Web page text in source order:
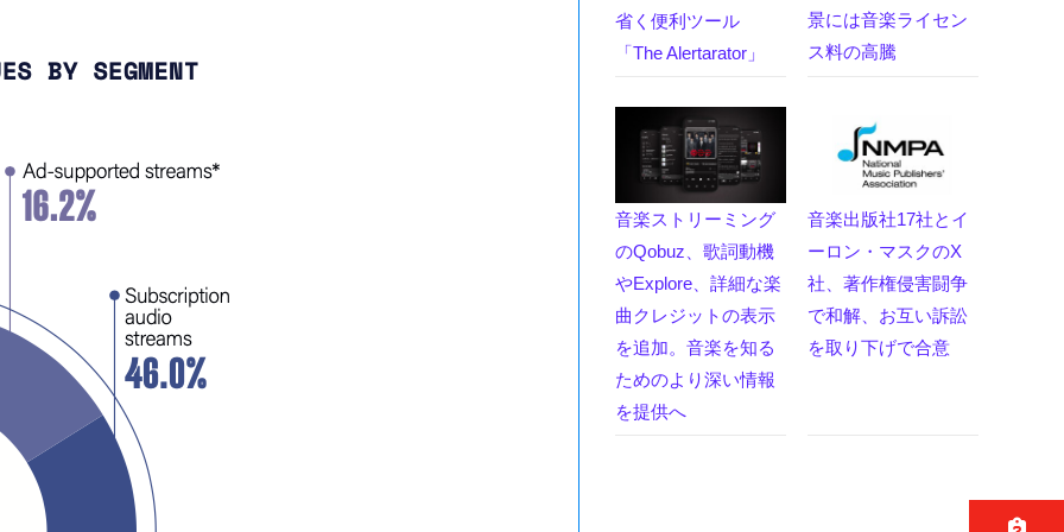
省く便利ツール
「The Alertarator」
景には音楽ライセン
ス料の高騰
音楽ストリーミング
のQobuz、歌詞動機
やExplore、詳細な楽
曲クレジットの表示
を追加。音楽を知る
ためのより深い情報
を提供へ
音楽出版社17社とイ
ーロン・マスクのX
社、著作権侵害闘争
で和解、お互い訴訟
を取り下げで合意